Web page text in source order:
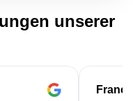
unserer